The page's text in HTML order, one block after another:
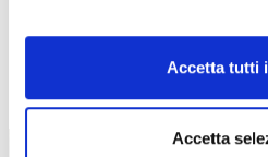
Accetta tutti
Accetta
TUTTE LE CATEGORIE DEL